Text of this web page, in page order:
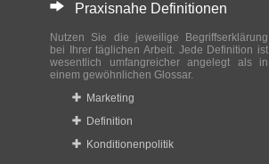
Praxisnahe Definitionen
Nutzen Sie die jeweilige Begriffserklärung
bei Ihrer täglichen Arbeit. Jede Definition ist
wesentlich umfangreicher angelegt als in
einem gewöhnlichen Glossar.
Marketing
Definition
Konditionenpolitik